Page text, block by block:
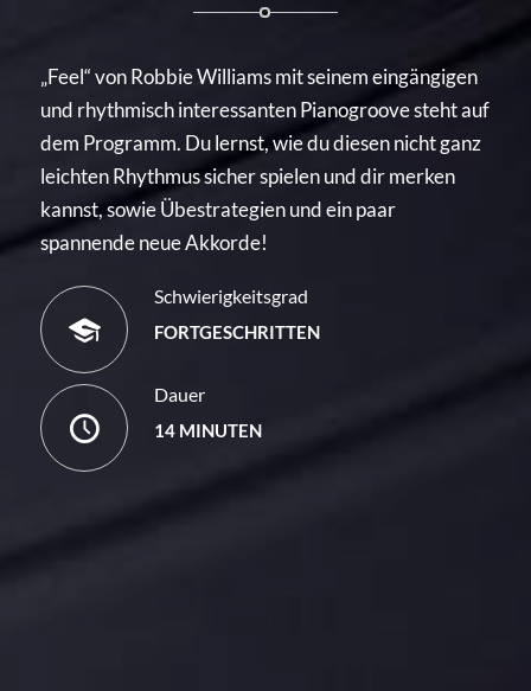
„Feel“ von Robbie Williams mit seinem eingängigen
und rhythmisch interessanten Pianogroove steht auf
dem Programm. Du lernst, wie du diesen nicht ganz
leichten Rhythmus sicher spielen und dir merken
kannst, sowie Übestrategien und ein paar
spannende neue Akkorde!
Schwierigkeitsgrad
FORTGESCHRITTEN
Dauer
14 MINUTEN